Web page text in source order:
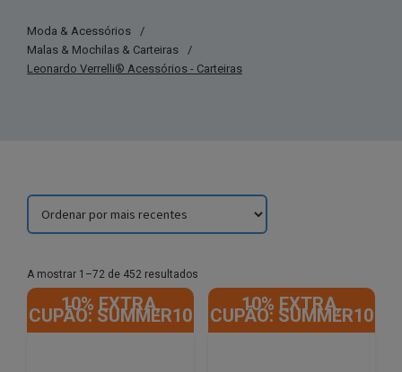
Moda & Acessórios
/
Malas & Mochilas & Carteiras
/
Leonardo Verrelli® Acessórios - Carteiras
A mostrar 1–72 de 452 resultados
latest
10% EXTRA,
CUPÃO: SUMMER10
10% EXTRA,
CUPÃO: SUMMER10